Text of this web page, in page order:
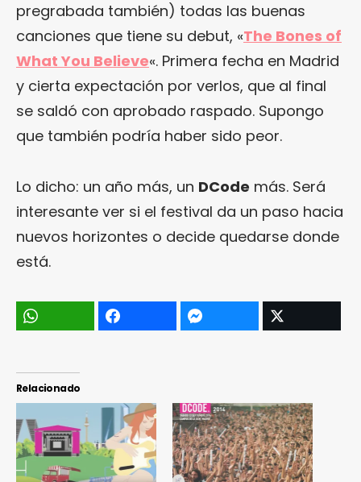
pregrabada también) todas las buenas
canciones que tiene su debut, «The Bones of
What You Believe«. Primera fecha en Madrid
y cierta expectación por verlos, que al final
se saldó con aprobado raspado. Supongo
que también podría haber sido peor.
Lo dicho: un año más, un DCode más. Será
interesante ver si el festival da un paso hacia
nuevos horizontes o decide quedarse donde
está.
Relacionado